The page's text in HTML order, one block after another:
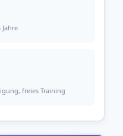
freies Training